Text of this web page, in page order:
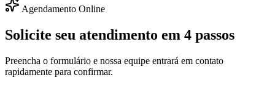
Agendamento Online
Solicite seu atendimento em 4 passos
Preencha o formulário e nossa equipe entrará em contato
rapidamente para confirmar.